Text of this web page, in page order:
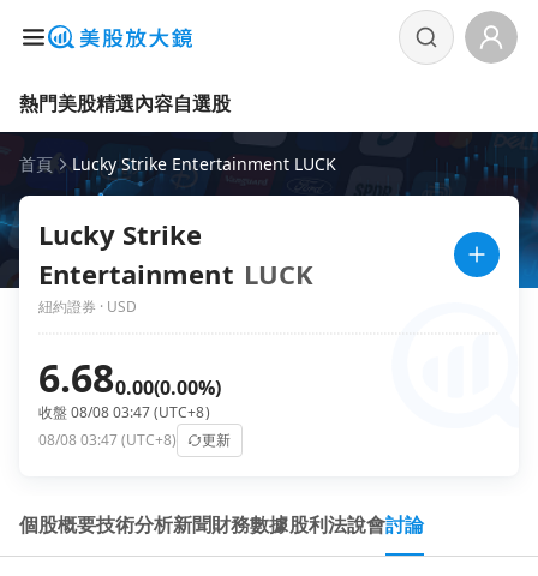
熱門美股精選內容自選股
首頁 Lucky Strike Entertainment LUCK
Lucky Strike
Entertainment LUCK
紐約證券 · USD
6.680.00(0.00%)
收盤 08/08 03:47 (UTC+8)
08/08 03:47 (UTC+8)
更新
個股概要技術分析新聞財務數據股利法說會討論